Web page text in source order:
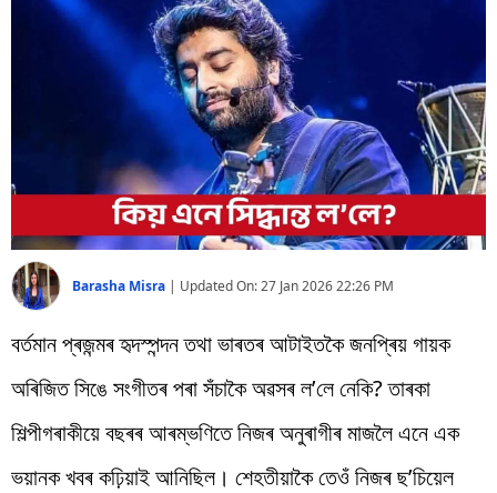
জীৱনশৈলী
Barasha Misra | Updated On:27 Jan 2026 22:26 PM
বৰ্তমান প্ৰজন্মৰ হৃদস্পন্দন তথা ভাৰতৰ আটাইতকৈ জনপ্ৰিয় গায়ক
অৰিজিত সিঙে সংগীতৰ পৰা সঁচাকৈ অৱসৰ ল’লে নেকি? তাৰকা
শিল্পীগৰাকীয়ে বছৰৰ আৰম্ভণিতে নিজৰ অনুৰাগীৰ মাজলৈ এনে এক
ভয়ানক খবৰ কঢ়িয়াই আনিছিল। শেহতীয়াকৈ তেওঁ নিজৰ ছ’চিয়েল